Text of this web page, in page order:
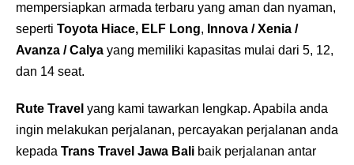
mempersiapkan armada terbaru yang aman dan nyaman,
seperti Toyota Hiace, ELF Long, Innova / Xenia /
Avanza / Calya yang memiliki kapasitas mulai dari 5, 12,
dan 14 seat.
Rute Travel yang kami tawarkan lengkap. Apabila anda
ingin melakukan perjalanan, percayakan perjalanan anda
kepada Trans Travel Jawa Bali baik perjalanan antar